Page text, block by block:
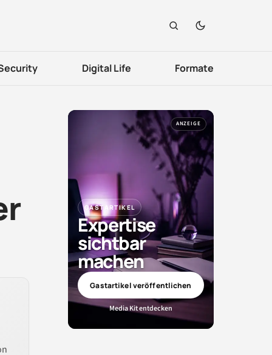
Digital Life Formate
ANZEIGE
GASTARTIKEL
Expertise
sichtbar
machen
Gastartikel veröffentlichen
Media Kit entdecken